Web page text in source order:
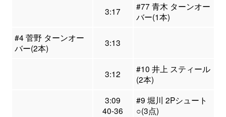
3:17
#77 青木 ターンオー
バー(1本)
#4 菅野 ターンオー
バー(2本)
3:13
3:12
#10 井上 スティール
(2本)
3:09
40-36
#9 堀川 2Pシュート
○(3点)